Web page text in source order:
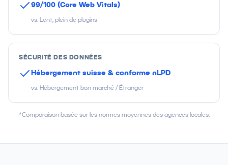
99/100 (Core Web Vitals)
vs. Lent, plein de plugins
SÉCURITÉ DES DONNÉES
Hébergement suisse & conforme nLPD
vs. Hébergement bon marché / Étranger
*Comparaison basée sur les normes moyennes des agences locales.